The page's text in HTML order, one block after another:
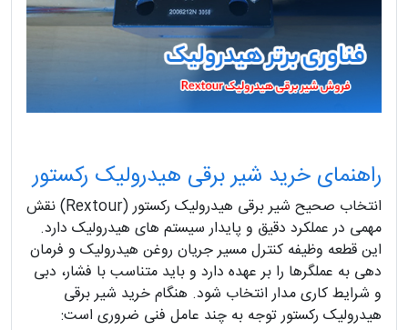
راهنمای خرید شیر برقی هیدرولیک رکستور
انتخاب صحیح شیر برقی هیدرولیک رکستور (Rextour) نقش
مهمی در عملکرد دقیق و پایدار سیستم های هیدرولیک دارد.
این قطعه وظیفه کنترل مسیر جریان روغن هیدرولیک و فرمان
دهی به عملگرها را بر عهده دارد و باید متناسب با فشار، دبی
و شرایط کاری مدار انتخاب شود. هنگام خرید شیر برقی
هیدرولیک رکستور توجه به چند عامل فنی ضروری است: